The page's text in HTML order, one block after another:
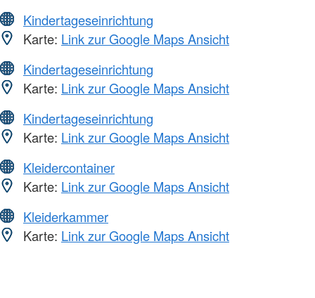
Kindertageseinrichtung
Karte: Link zur Google Maps Ansicht
Kindertageseinrichtung
Karte: Link zur Google Maps Ansicht
Kindertageseinrichtung
Karte: Link zur Google Maps Ansicht
Kleidercontainer
Karte: Link zur Google Maps Ansicht
Kleiderkammer
Karte: Link zur Google Maps Ansicht